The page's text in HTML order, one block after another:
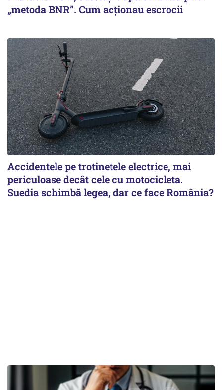
„metoda BNR”. Cum acționau escrocii
Accidentele pe trotinetele electrice, mai
periculoase decât cele cu motocicleta.
Suedia schimbă legea, dar ce face România?